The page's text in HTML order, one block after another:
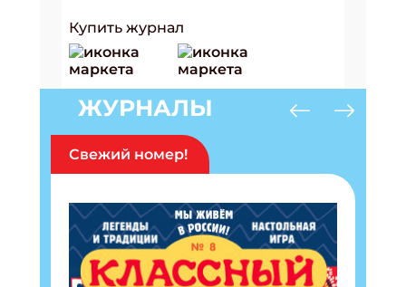
Купить журнал
ЖУРНАЛЫ
Свежий номер!